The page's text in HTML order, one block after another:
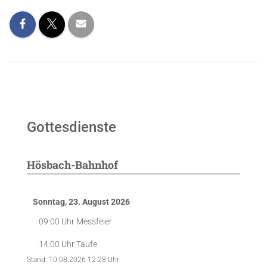
Gottesdienste
Hösbach-Bahnhof
Sonntag, 23. August 2026
09:00 Uhr Messfeier
14:00 UhrTaufe
Stand: 10.08.2026 12:28 Uhr